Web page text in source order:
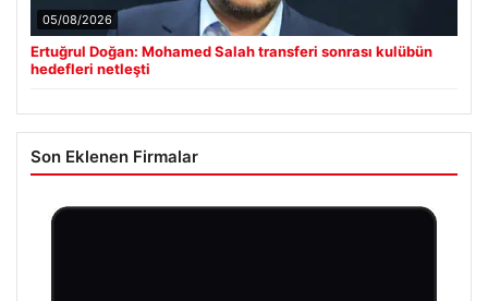
05/08/2026
Ertuğrul Doğan: Mohamed Salah transferi sonrası kulübün
hedefleri netleşti
Son Eklenen Firmalar